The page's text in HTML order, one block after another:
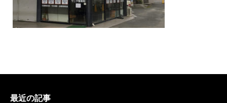
最近の記事